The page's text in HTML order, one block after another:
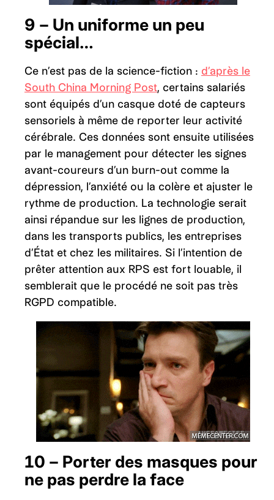
9 – Un uniforme un peu
spécial…
Ce n’est pas de la science-fiction : d’après le
South China Morning Post, certains salariés
sont équipés d’un casque doté de capteurs
sensoriels à même de reporter leur activité
cérébrale. Ces données sont ensuite utilisées
par le management pour détecter les signes
avant-coureurs d’un burn-out comme la
dépression, l’anxiété ou la colère et ajuster le
rythme de production. La technologie serait
ainsi répandue sur les lignes de production,
dans les transports publics, les entreprises
d’État et chez les militaires. Si l’intention de
prêter attention aux RPS est fort louable, il
semblerait que le procédé ne soit pas très
RGPD compatible.
10 – Porter des masques pour
ne pas perdre la face